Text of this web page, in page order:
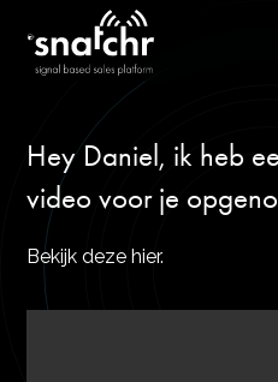
Hey Daniel, ik heb
video voor je
Bekijk deze hier.